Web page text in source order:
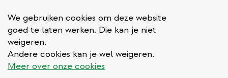
We gebruiken cookies om deze website
goed te laten werken. Die kan je niet
weigeren.
Andere cookies kan je wel weigeren.
Meer over onze cookies